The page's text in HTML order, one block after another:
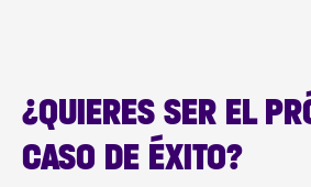
¿QUIERES SER EL
CASO DE ÉXITO?